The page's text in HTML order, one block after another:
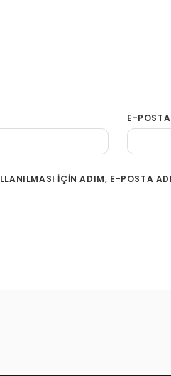
E-POSTA
IÇIN ADIM, E-POSTA